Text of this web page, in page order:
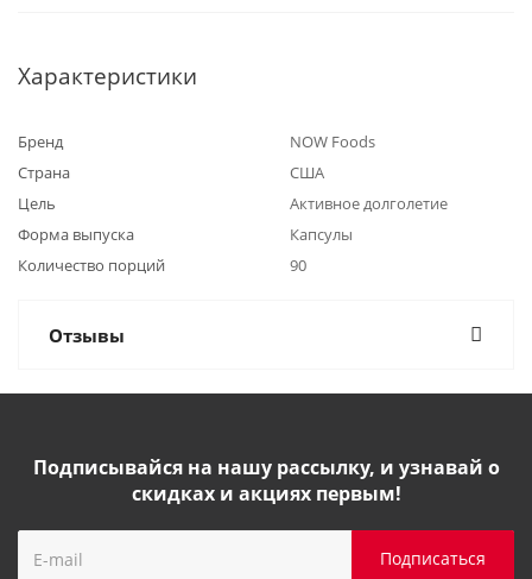
Характеристики
Бренд
NOW Foods
Страна
США
Цель
Активное долголетие
Форма выпуска
Капсулы
Количество порций
90
Отзывы
Подписывайся на нашу рассылку, и узнавай о
скидках и акциях первым!